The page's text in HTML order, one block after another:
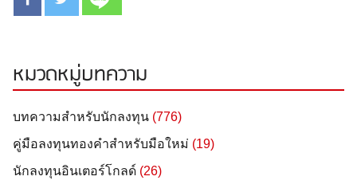
หมวดหมู่บทความ
บทความสำหรับนักลงทุน (776)
คู่มือลงทุนทองคำสำหรับมือใหม่ (19)
นักลงทุนอินเตอร์โกลด์ (26)